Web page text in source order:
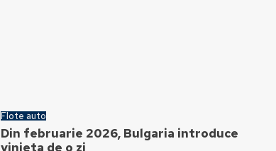
Flote auto
Din februarie 2026, Bulgaria introduce
vinieta de o zi